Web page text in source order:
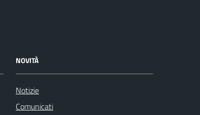
NOVITÀ
Notizie
Comunicati